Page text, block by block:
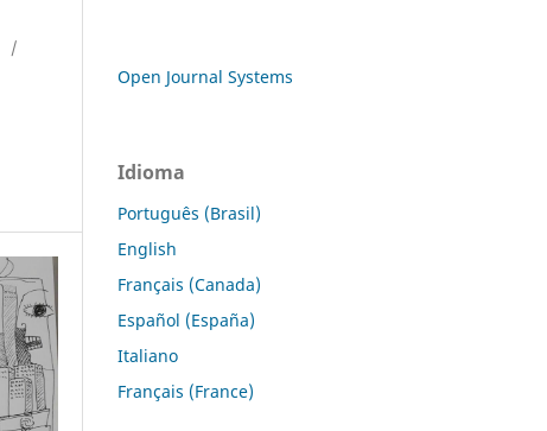
/
Open Journal Systems
Idioma
Português (Brasil)
English
Français (Canada)
Español (España)
Italiano
Français (France)